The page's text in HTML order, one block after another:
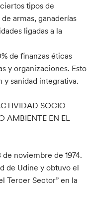
tipos de
armas, ganaderías
ligadas a la
de finanzas éticas
y organizaciones. Esto
sanidad integrativa.
SOCIO
AMBIENTE EN EL
noviembre de 1974.
de Udine y obtuvo el
Tercer Sector” en la